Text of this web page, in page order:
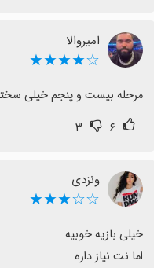
امیروالا
☆★★★★
مرحله بیست و پنجم خیلی
۶ ۳
ونزدی
☆☆★★★